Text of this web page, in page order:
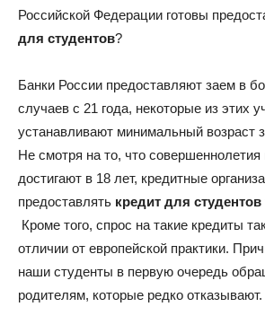
Российской Федерации готовы
для студентов?
Банки России предоставляют заем в
случаев с 21 года, некоторые из этих
устанавливают минимальный возраст
Не смотря на то, что совершеннолетия
достигают в 18 лет, кредитные
предоставлять кредит для студентов
Кроме того, спрос на такие кредиты
отличии от европейской практики.
наши студенты в первую очередь
родителям, которые редко отказывают.